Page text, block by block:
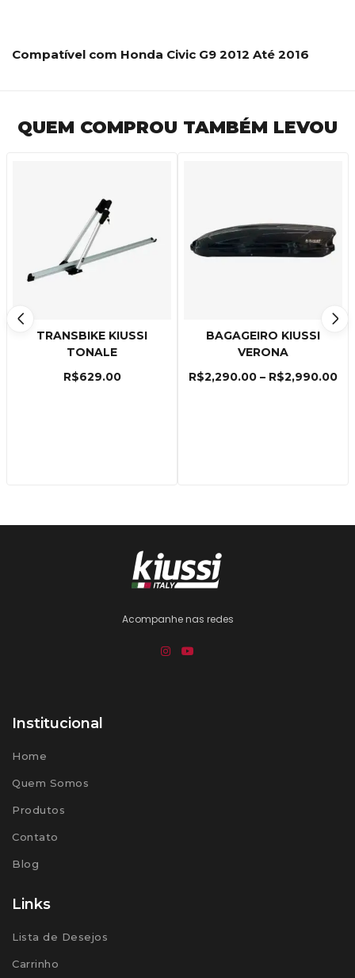
Compatível com Honda Civic G9 2012 Até 2016
QUEM COMPROU TAMBÉM LEVOU
TRANSBIKE KIUSSI
TONALE
R$629.00
BAGAGEIRO KIUSSI
VERONA
R$2,290.00 – R$2,990.00
Acompanhe nas redes
Institucional
Home
Quem Somos
Produtos
Contato
Blog
Links
Lista de Desejos
Carrinho